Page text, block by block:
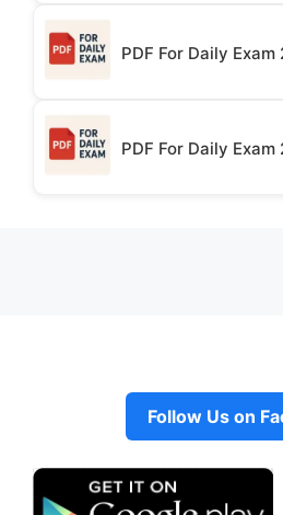
PDF For Daily Exam
PDF For Daily Exam
Follow Us on